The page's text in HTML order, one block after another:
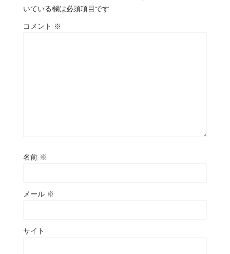
いている欄は必須項目です
コメント ※
名前 ※
メール ※
サイト